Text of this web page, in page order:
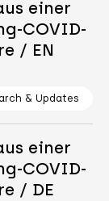
einer
COVID-
/ EN
& Updates
einer
COVID-
/ DE